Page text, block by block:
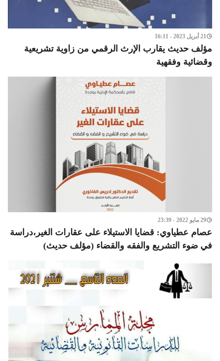
21 أبريل 2023 - 16:11
مؤلف حديث يقارب الإرث الرقمي من زاوية تشريعية
وقضائية وفقهية
29 مايو 2022 - 23:39
عصام عطياوي: قضايا الاستيلاء على عقارات الغير،دراسة
في ضوء التشريع والفقه والقضاء (مؤلف حديث)